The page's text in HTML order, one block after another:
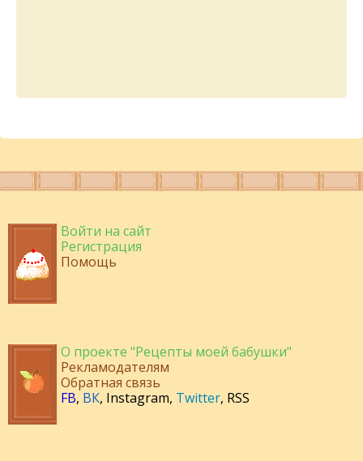
Войти на сайт
Регистрация
Помощь
О проекте "Рецепты моей бабушки"
Рекламодателям
Обратная связь
FB, ВК, Instagram, Twitter, RSS